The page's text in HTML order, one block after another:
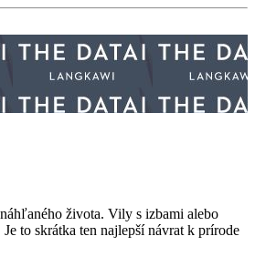
života. Vily s izbami alebo
to skrátka ten najlepší návrat k prírode